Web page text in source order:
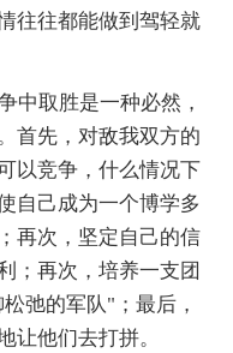
往往都能做到驾轻就
取胜是一种必然，
首先，对敌我双方的
以竞争，什么情况下
自己成为一个博学多
再次，坚定自己的信
；再次，培养一支团
弛的军队"；最后，
让他们去打拼。